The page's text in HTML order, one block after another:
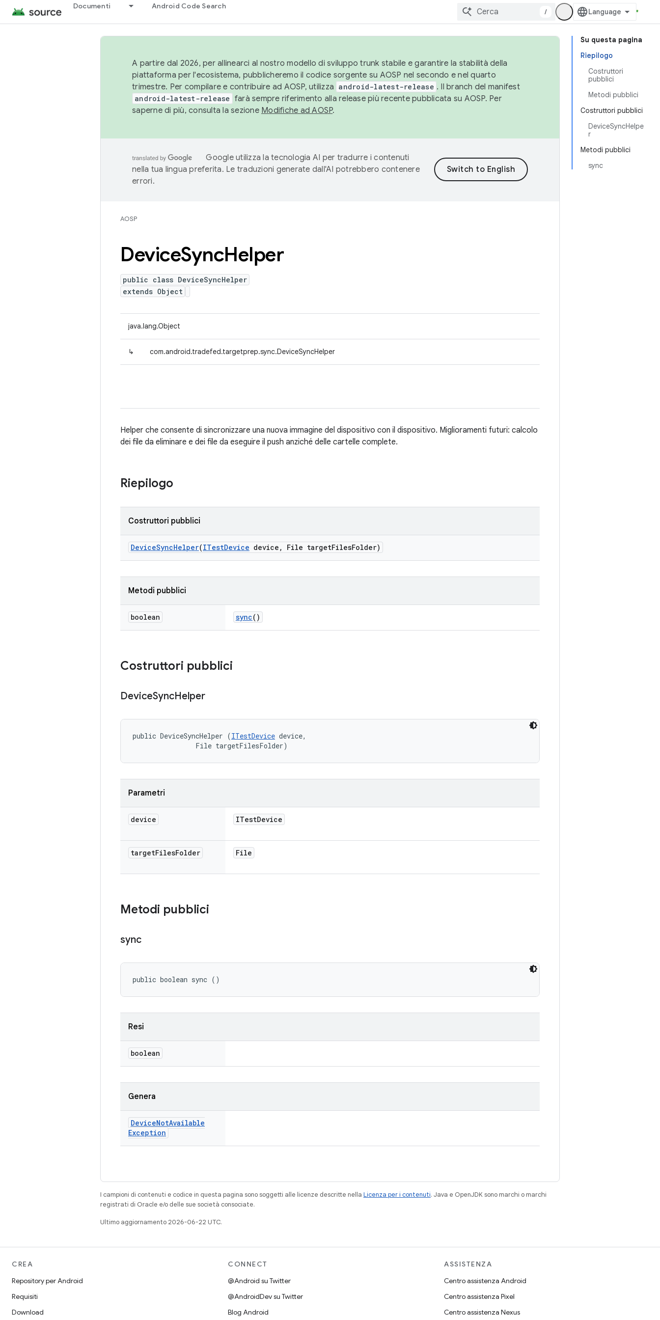
Documenti Android Code Search
/
Su questa pagina
Riepilogo
Costruttori
pubblici
Metodi pubblici
Costruttori pubblici
DeviceSyncHelpe
r
Metodi pubblici
sync
A partire dal 2026, per allinearci al nostro modello di sviluppo trunk stabile e garantire la stabilità della
piattaforma per l'ecosistema, pubblicheremo il codice sorgente su AOSP nel secondo e nel quarto
trimestre. Per compilare e contribuire ad AOSP, utilizza android-latest-release . Il branch del manifest
android-latest-release farà sempre riferimento alla release più recente pubblicata su AOSP. Per
saperne di più, consulta la sezione Modifiche ad AOSP.
Google utilizza la tecnologia AI per tradurre i contenuti
nella tua lingua preferita. Le traduzioni generate dall'AI potrebbero contenere
errori.
AOSP
DeviceSyncHelper
public class DeviceSyncHelper
extends Object
java.lang.Object
↳ com.android.tradefed.targetprep.sync.DeviceSyncHelper
Helper che consente di sincronizzare una nuova immagine del dispositivo con il dispositivo. Miglioramenti futuri: calcolo
dei file da eliminare e dei file da eseguire il push anziché delle cartelle complete.
Riepilogo
Costruttori pubblici
DeviceSyncHelper(ITestDevice device , File targetFilesFolder)
Metodi pubblici
boolean sync()
Costruttori pubblici
DeviceSyncHelper
public DeviceSyncHelper (ITestDevice device,
                File targetFilesFolder)
Parametri
device ITestDevice
targetFilesFolder File
Metodi pubblici
sync
public boolean sync ()
Resi
boolean
Genera
DeviceNotAvailable
Exception
I campioni di contenuti e codice in questa pagina sono soggetti alle licenze descritte nella Licenza per i contenuti. Java e OpenJDK sono marchi o marchi
registrati di Oracle e/o delle sue società consociate.
Ultimo aggiornamento 2026-06-22 UTC.
CREA
Repository per Android
Requisiti
Download
CONNECT
@Android su Twitter
@AndroidDev su Twitter
Blog Android
ASSISTENZA
Centro assistenza Android
Centro assistenza Pixel
Centro assistenza Nexus